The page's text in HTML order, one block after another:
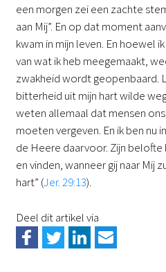
een morgen zei een zachte
aan Mij”. En op dat moment
kwam in mijn leven. En hoewel
van wat ik heb meegemaakt,
zwakheid wordt geopenbaard.
bitterheid uit mijn hart wilde
weten allemaal dat mensen
moeten vergeven. En ik ben nu
de Heere daarvoor. Zijn belofte
en vinden, wanneer gij naar Mij
hart” (Jer. 29:13).
Deel dit artikel via